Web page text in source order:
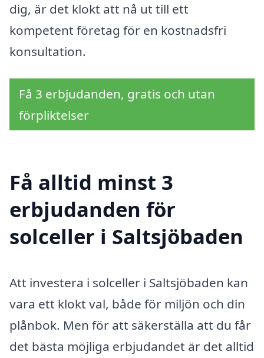
dig, är det klokt att nå ut till ett
kompetent företag för en kostnadsfri
konsultation.
Få 3 erbjudanden, gratis och utan
förpliktelser
Få alltid minst 3
erbjudanden för
solceller i Saltsjöbaden
Att investera i solceller i Saltsjöbaden kan
vara ett klokt val, både för miljön och din
plånbok. Men för att säkerställa att du får
det bästa möjliga erbjudandet är det alltid